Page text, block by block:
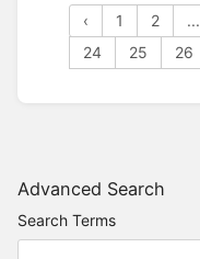
Advanced Search
Search Terms
‹ 1 2 ...
24
25 26